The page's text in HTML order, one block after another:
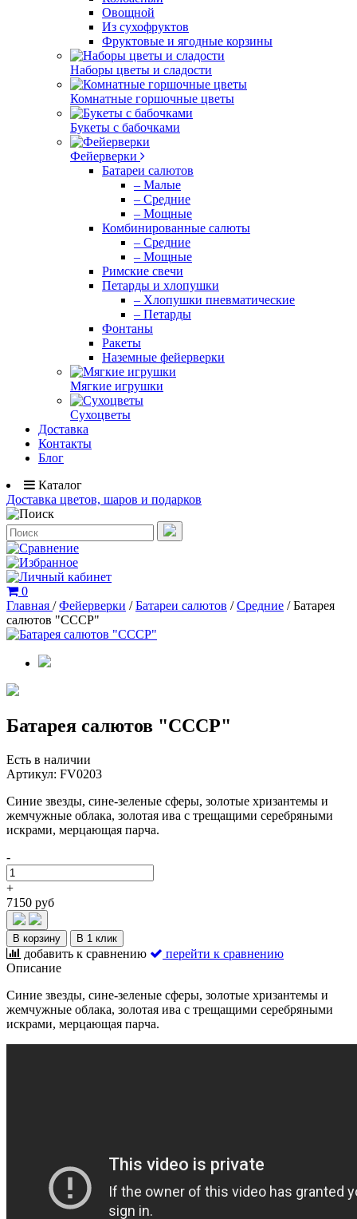
Овощной
Из сухофруктов
Фруктовые и ягодные корзины
Наборы цветы и сладости
Комнатные горшочные цветы
Букеты с бабочками
Фейерверки
Батареи салютов
– Малые
– Средние
– Мощные
Комбинированные салюты
– Средние
– Мощные
Римские свечи
Петарды и хлопушки
– Хлопушки пневматические
– Петарды
Фонтаны
Ракеты
Наземные фейерверки
Мягкие игрушки
Сухоцветы
Доставка
Контакты
Блог
Каталог
Доставка цветов, шаров и подарков
0
Главная /Фейерверки /Батареи салютов /Средние /Батарея
салютов "СССР"
Батарея салютов "СССР"
Есть в наличии
Артикул: FV0203
Синие звезды, сине-зеленые сферы, золотые хризантемы и
жемчужные облака, золотая ива с трещащими серебряными
искрами, мерцающая парча.
-
+
7150 руб
В корзину В 1 клик
добавить к сравнению
перейти к сравнению
Описание
Синие звезды, сине-зеленые сферы, золотые хризантемы и
жемчужные облака, золотая ива с трещащими серебряными
искрами, мерцающая парча.